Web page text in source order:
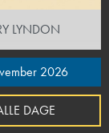
LYNDON
2026
DAGE